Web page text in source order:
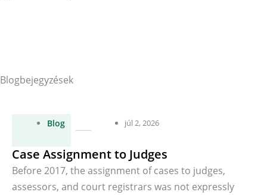
Blogbejegyzések
Blog júl 2, 2026
Case Assignment to Judges
Before 2017, the assignment of cases to judges,
assessors, and court registrars was not expressly